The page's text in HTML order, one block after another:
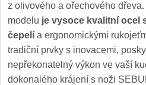
z olivového a ořechového
modelu je vysoce kvalitní ocel
čepelí a ergonomickými
tradiční prvky s inovacemi,
nepřekonatelný výkon ve vaší
dokonalého krájení s noži